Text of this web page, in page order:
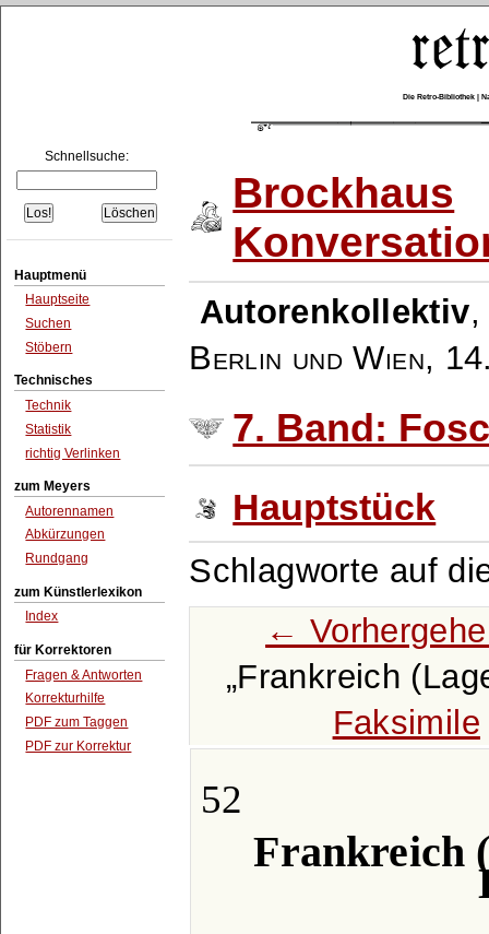
Die Retro-Bibliothek |
Schnellsuche:
Hauptmenü
Hauptseite
Suchen
Stöbern
Technisches
Technik
Statistik
richtig Verlinken
zum Meyers
Autorennamen
Abkürzungen
Rundgang
zum Künstlerlexikon
Index
für Korrektoren
Fragen & Antworten
Korrekturhilfe
PDF zum Taggen
PDF zur Korrektur
Brockhaus
Autorenkollektiv
Berlin und Wien,
7. Band:
Hauptstück
Schlagworte auf
←
Frankreich
Faksimile
52
Frankreich